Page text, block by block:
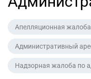
Апелляционная
Административный
Надзорная жалоба по